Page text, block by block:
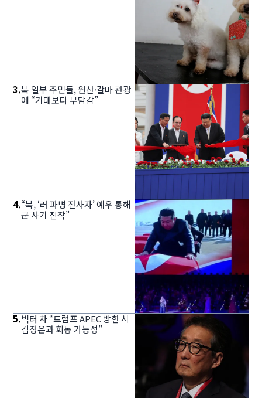
3.북 일부 주민들, 원산·갈마 관광
에 “기대보다 부담감”
4.“북, ‘러 파병 전사자’ 예우 통해
군 사기 진작”
5.빅터 차 “트럼프 APEC 방한 시
김정은과 회동 가능성”